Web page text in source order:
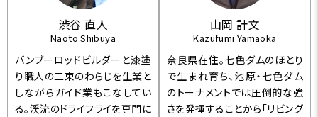
渋谷 直人
Naoto Shibuya
バンブーロッドビルダーと漆塗
り職人の二束のわらじを生業と
しながらガイド業もこなしてい
る。渓流のドライフライを専門に
山岡 計文
Kazufumi Yamaoka
奈良県在住。七色ダムのほとり
で生まれ育ち、池原・七色ダム
のトーナメントでは圧倒的な強
さを発揮することから「リビング